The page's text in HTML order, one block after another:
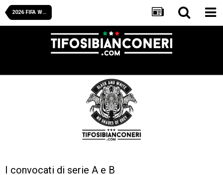
2026 FIFA World Cup
I convocati di serie A e B